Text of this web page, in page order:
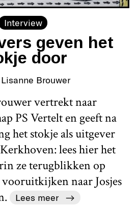
Interview
geven het
door
Lisanne Brouwer
vertrekt naar
PS Vertelt en geeft na
het stokje als uitgever
lees hier het
ze terugblikken op
naar Josjes
Lees meer